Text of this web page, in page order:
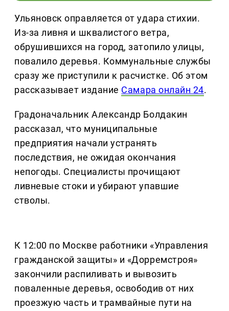
Ульяновск оправляется от удара стихии.
Из-за ливня и шквалистого ветра,
обрушившихся на город, затопило улицы,
повалило деревья. Коммунальные службы
сразу же приступили к расчистке. Об этом
рассказывает издание Самара онлайн 24.
Градоначальник Александр Болдакин
рассказал, что муниципальные
предприятия начали устранять
последствия, не ожидая окончания
непогоды. Специалисты прочищают
ливневые стоки и убирают упавшие
стволы.
К 12:00 по Москве работники «Управления
гражданской защиты» и «Дорремстроя»
закончили распиливать и вывозить
поваленные деревья, освободив от них
проезжую часть и трамвайные пути на